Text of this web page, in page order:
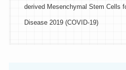
derived Mesenchymal Stem Cells
Disease 2019 (COVID-19)